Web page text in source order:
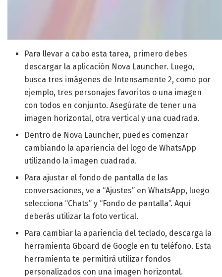
Para llevar a cabo esta tarea, primero debes
descargar la aplicación Nova Launcher. Luego,
busca tres imágenes de Intensamente 2, como por
ejemplo, tres personajes favoritos o una imagen
con todos en conjunto. Asegúrate de tener una
imagen horizontal, otra vertical y una cuadrada.
Dentro de Nova Launcher, puedes comenzar
cambiando la apariencia del logo de WhatsApp
utilizando la imagen cuadrada.
Para ajustar el fondo de pantalla de las
conversaciones, ve a “Ajustes” en WhatsApp, luego
selecciona “Chats” y “Fondo de pantalla”. Aquí
deberás utilizar la foto vertical.
Para cambiar la apariencia del teclado, descarga la
herramienta Gboard de Google en tu teléfono. Esta
herramienta te permitirá utilizar fondos
personalizados con una imagen horizontal.